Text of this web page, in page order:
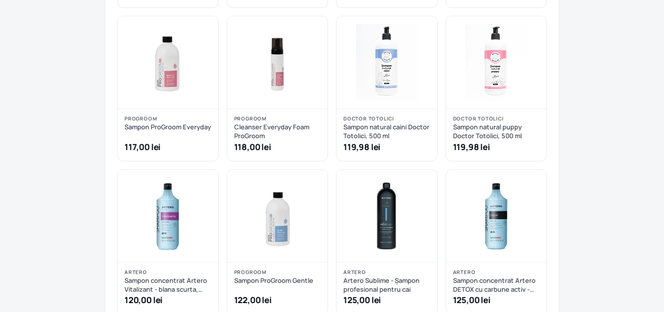
PROGROOM
Sampon ProGroom Everyday
117,00 lei
PROGROOM
Cleanser Everyday Foam
ProGroom
118,00 lei
DOCTOR TOTOLICI
Sampon natural caini Doctor
Totolici, 500 ml
119,98 lei
DOCTOR TOTOLICI
Sampon natural puppy
Doctor Totolici, 500 ml
119,98 lei
ARTERO
Sampon concentrat Artero
Vitalizant - blana scurta,
blana sarmoasa sau volum -
650 ml
120,00 lei
PROGROOM
Sampon ProGroom Gentle
122,00 lei
ARTERO
Artero Sublime - Șampon
profesional pentru cai
125,00 lei
ARTERO
Sampon concentrat Artero
DETOX cu carbune activ -
650 ml
125,00 lei